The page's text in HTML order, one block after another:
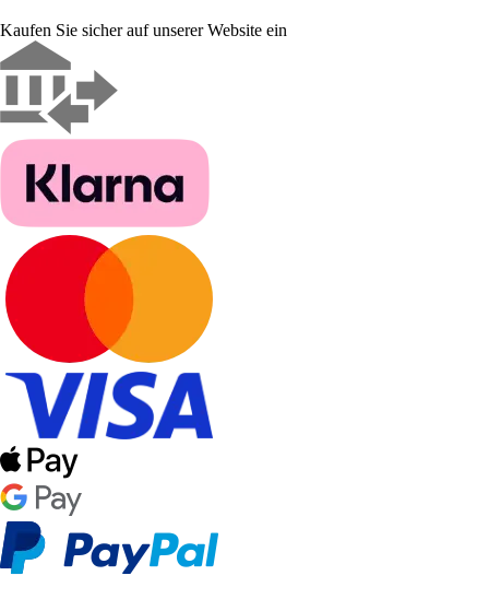
Kaufen Sie sicher auf unserer Website ein